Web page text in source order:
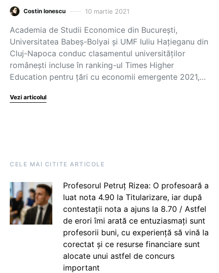
Costin Ionescu 10 martie 2021
Academia de Studii Economice din București,
Universitatea Babeș-Bolyai și UMF Iuliu Hațieganu din
Cluj-Napoca conduc clasamentul universităților
românești incluse în ranking-ul Times Higher
Education pentru țări cu economii emergente 2021,…
Vezi articolul
CELE MAI CITITE ARTICOLE
Profesorul Petruț Rizea: O profesoară a
luat nota 4.90 la Titularizare, iar după
contestații nota a ajuns la 8.70 / Astfel
de erori îmi arată ce entuziasmați sunt
profesorii buni, cu experiență să vină la
corectat și ce resurse financiare sunt
alocate unui astfel de concurs
important